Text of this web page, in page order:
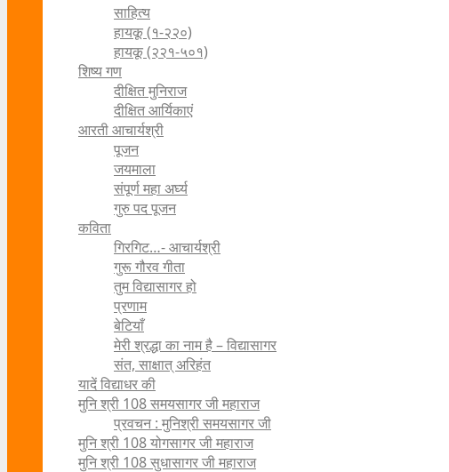
साहित्य
हायकू (१‍-२२०)
हायकू (२२१-५०१)
शिष्य गण
दीक्षित मुनिराज
दीक्षित आर्यिकाएं
आरती आचार्यश्री
पूजन
जयमाला
संपूर्ण महा अर्घ्य
गुरु पद पूजन
कविता
गिरगिट…- आचार्यश्री
गुरू गौरव गीता
तुम विद्यासागर हो
प्रणाम
बेटियाँ
मेरी श्रद्धा का नाम है – विद्यासागर
संत, साक्षात् अरिहंत
यादें विद्याधर की
मुनि श्री 108 समयसागर जी महाराज
प्रवचन : मुनिश्री समयसागर जी
मुनि श्री 108 योगसागर जी महाराज
मुनि श्री 108 सुधासागर जी महाराज